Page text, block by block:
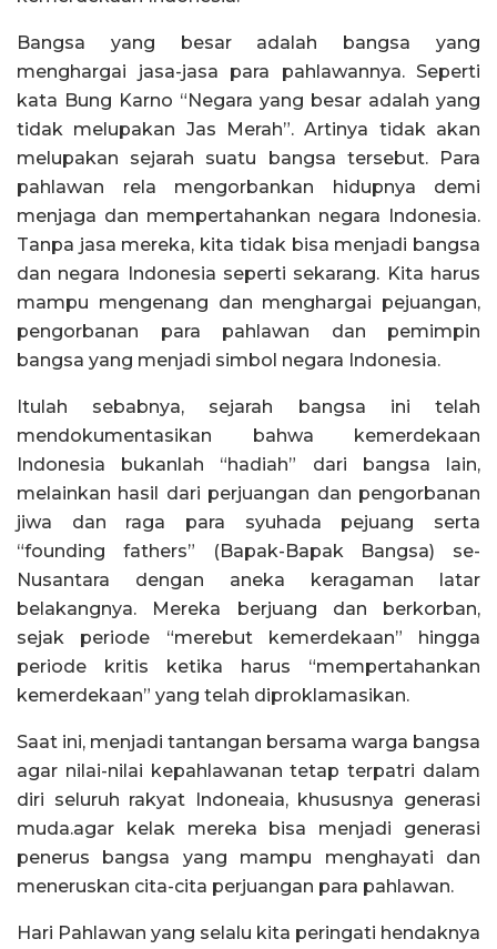
Bangsa yang besar adalah bangsa yang
menghargai jasa-jasa para pahlawannya. Seperti
kata Bung Karno “Negara yang besar adalah yang
tidak melupakan Jas Merah”. Artinya tidak akan
melupakan sejarah suatu bangsa tersebut. Para
pahlawan rela mengorbankan hidupnya demi
menjaga dan mempertahankan negara Indonesia.
Tanpa jasa mereka, kita tidak bisa menjadi bangsa
dan negara Indonesia seperti sekarang. Kita harus
mampu mengenang dan menghargai pejuangan,
pengorbanan para pahlawan dan pemimpin
bangsa yang menjadi simbol negara Indonesia.
Itulah sebabnya, sejarah bangsa ini telah
mendokumentasikan bahwa kemerdekaan
Indonesia bukanlah “hadiah” dari bangsa lain,
melainkan hasil dari perjuangan dan pengorbanan
jiwa dan raga para syuhada pejuang serta
“founding fathers” (Bapak-Bapak Bangsa) se-
Nusantara dengan aneka keragaman latar
belakangnya. Mereka berjuang dan berkorban,
sejak periode “merebut kemerdekaan” hingga
periode kritis ketika harus “mempertahankan
kemerdekaan” yang telah diproklamasikan.
Saat ini, menjadi tantangan bersama warga bangsa
agar nilai-nilai kepahlawanan tetap terpatri dalam
diri seluruh rakyat Indoneaia, khususnya generasi
muda.agar kelak mereka bisa menjadi generasi
penerus bangsa yang mampu menghayati dan
meneruskan cita-cita perjuangan para pahlawan.
Hari Pahlawan yang selalu kita peringati hendaknya